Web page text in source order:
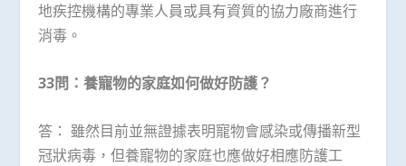
地疾控機構的專業人員或具有資質的協力廠商進行
消毒。
33問：養寵物的家庭如何做好防護？
答： 雖然目前並無證據表明寵物會感染或傳播新型
冠狀病毒，但養寵物的家庭也應做好相應防護工